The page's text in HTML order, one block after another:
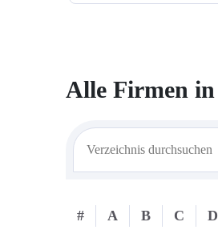
Alle Firmen in
# A B C D